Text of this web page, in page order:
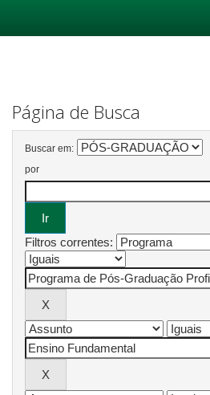
Página de Busca
Buscar em:
por
Filtros correntes: